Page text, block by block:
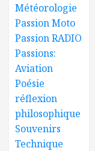
Météorologie
Passion Moto
Passion RADIO
Passions:
Aviation
Poésie
réflexion
philosophique
Souvenirs
Technique